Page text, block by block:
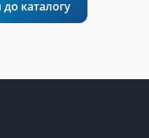
каталогу